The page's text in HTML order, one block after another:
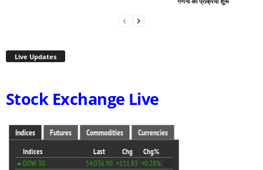
Live Updates
Stock Exchange Live